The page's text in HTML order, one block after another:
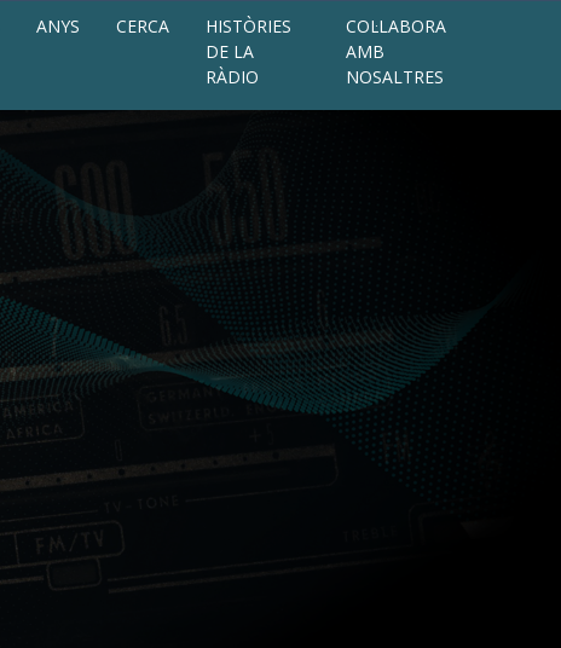
ANYS CERCA
HISTÒRIES
DE LA
RÀDIO
COL·LABORA
AMB
NOSALTRES